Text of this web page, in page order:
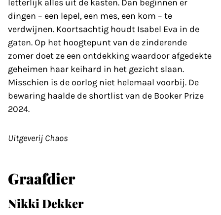
letterlijk alles uit de kasten. Dan beginnen er
dingen – een lepel, een mes, een kom – te
verdwijnen. Koortsachtig houdt Isabel Eva in de
gaten. Op het hoogtepunt van de zinderende
zomer doet ze een ontdekking waardoor afgedekte
geheimen haar keihard in het gezicht slaan.
Misschien is de oorlog niet helemaal voorbij. De
bewaring haalde de shortlist van de Booker Prize
2024.
Uitgeverij Chaos
Graafdier
Nikki Dekker